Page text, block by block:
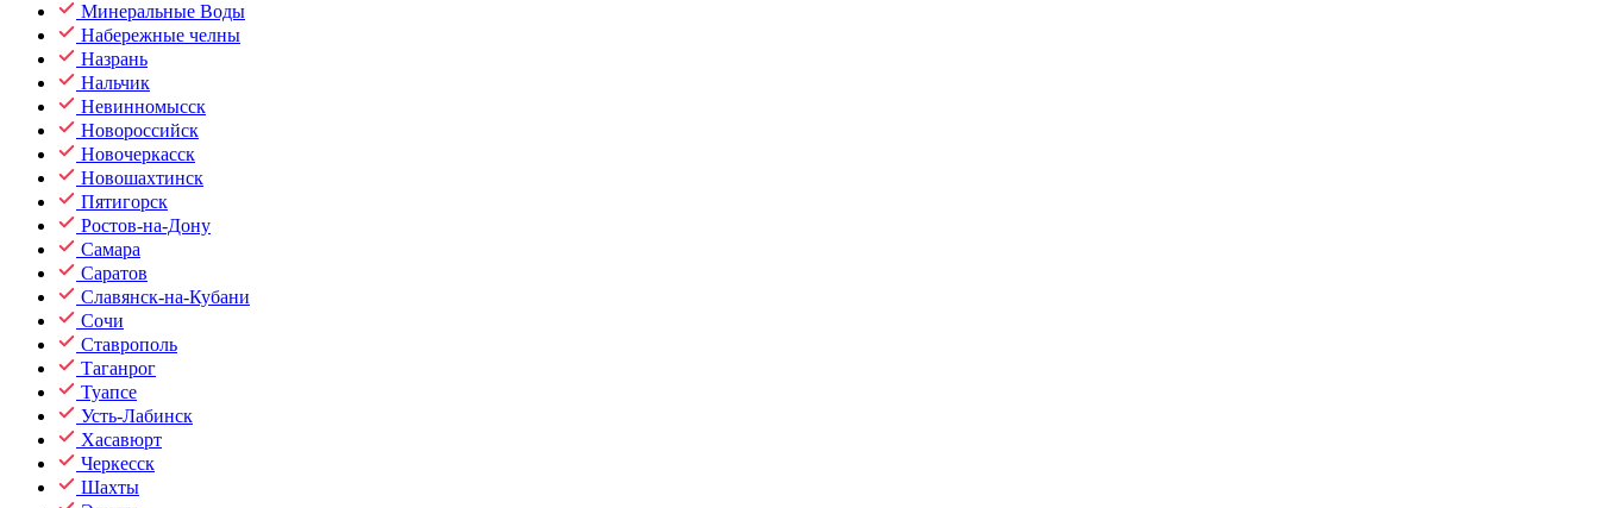
Минеральные Воды
Набережные челны
Назрань
Нальчик
Невинномысск
Новороссийск
Новочеркасск
Новошахтинск
Пятигорск
Ростов-на-Дону
Самара
Саратов
Славянск-на-Кубани
Сочи
Ставрополь
Таганрог
Туапсе
Усть-Лабинск
Хасавюрт
Черкесск
Шахты